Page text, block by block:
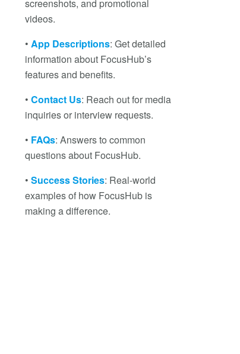
screenshots, and promotional
videos.
• App Descriptions: Get detailed
information about FocusHub’s
features and benefits.
• Contact Us: Reach out for media
inquiries or interview requests.
• FAQs: Answers to common
questions about FocusHub.
• Success Stories: Real-world
examples of how FocusHub is
making a difference.